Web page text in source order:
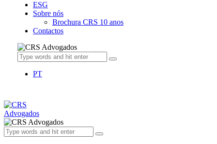
ESG
Sobre nós
Brochura CRS 10 anos
Contactos
PT